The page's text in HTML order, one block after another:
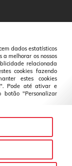
dados estatísticos
melhorar os nossos
relacionada
cookies fazendo
estes cookies
Pode até ativar e
botão "Personalizar